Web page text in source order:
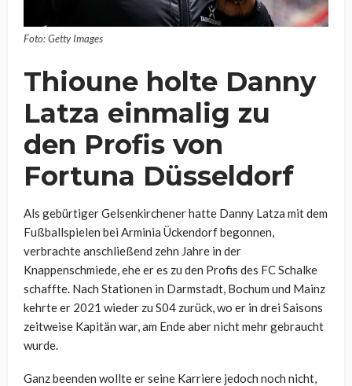
Foto: Getty Images
Thioune holte Danny
Latza einmalig zu
den Profis von
Fortuna Düsseldorf
Als gebürtiger Gelsenkirchener hatte Danny Latza mit dem
Fußballspielen bei Arminia Ückendorf begonnen,
verbrachte anschließend zehn Jahre in der
Knappenschmiede, ehe er es zu den Profis des FC Schalke
schaffte. Nach Stationen in Darmstadt, Bochum und Mainz
kehrte er 2021 wieder zu S04 zurück, wo er in drei Saisons
zeitweise Kapitän war, am Ende aber nicht mehr gebraucht
wurde.
Ganz beenden wollte er seine Karriere jedoch noch nicht,